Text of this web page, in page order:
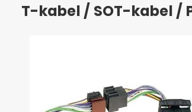
T-kabel / SOT-kabel /